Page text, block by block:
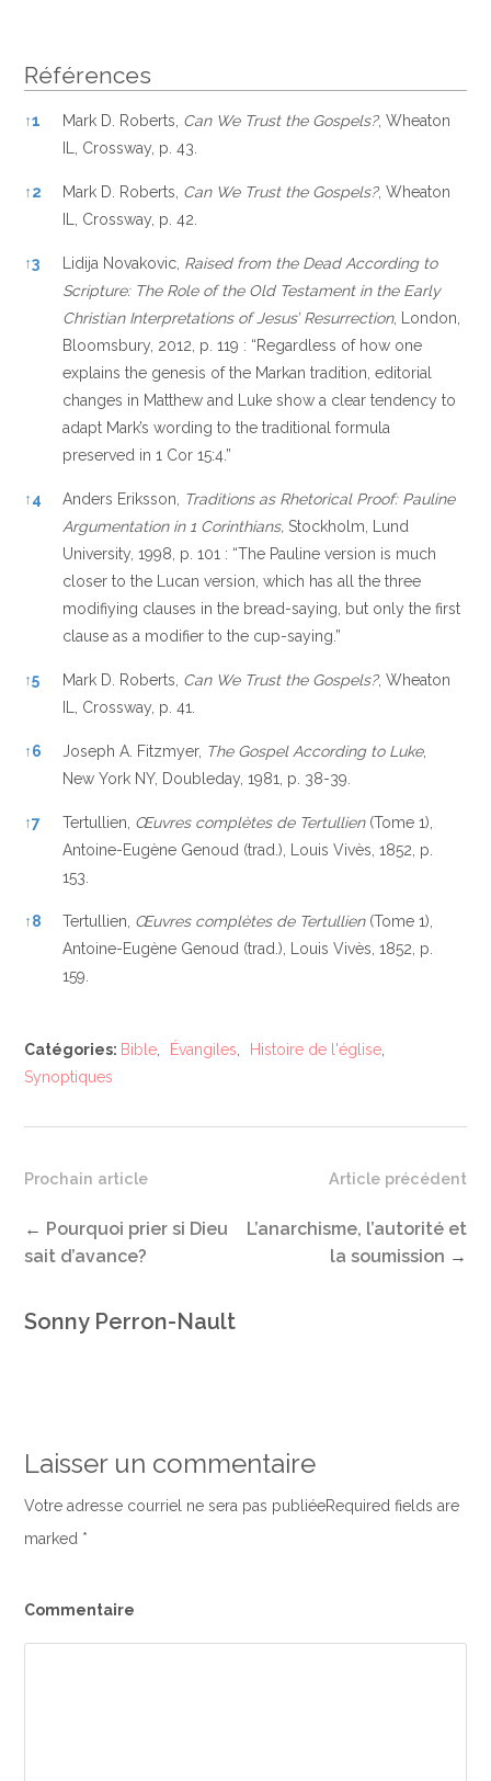
Références
Références
↑1 Mark D. Roberts, Can We Trust the Gospels?, Wheaton
IL, Crossway, p. 43.
↑2 Mark D. Roberts, Can We Trust the Gospels?, Wheaton
IL, Crossway, p. 42.
↑3 Lidija Novakovic, Raised from the Dead According to
Scripture: The Role of the Old Testament in the Early
Christian Interpretations of Jesus’ Resurrection, London,
Bloomsbury, 2012, p. 119 : “Regardless of how one
explains the genesis of the Markan tradition, editorial
changes in Matthew and Luke show a clear tendency to
adapt Mark’s wording to the traditional formula
preserved in 1 Cor 15:4.”
↑4 Anders Eriksson, Traditions as Rhetorical Proof: Pauline
Argumentation in 1 Corinthians,Stockholm, Lund
University, 1998, p. 101 : “The Pauline version is much
closer to the Lucan version, which has all the three
modifiying clauses in the bread-saying, but only the first
clause as a modifier to the cup-saying.”
↑5 Mark D. Roberts, Can We Trust the Gospels?, Wheaton
IL, Crossway, p. 41.
↑6 Joseph A. Fitzmyer, The Gospel According to Luke,
New York NY, Doubleday, 1981, p. 38-39.
↑7 Tertullien, Œuvres complètes de Tertullien (Tome 1),
Antoine-Eugène Genoud (trad.), Louis Vivès, 1852, p.
153.
↑8 Tertullien, Œuvres complètes de Tertullien (Tome 1),
Antoine-Eugène Genoud (trad.), Louis Vivès, 1852, p.
159.
Catégories: Bible, Évangiles, Histoire de l'église,
Synoptiques
Article précédent
L’anarchisme, l’autorité et
la soumission →
Prochain article
← Pourquoi prier si Dieu
sait d’avance?
Sonny Perron-Nault
Laisser un commentaire
Votre adresse courriel ne sera pas publiéeRequired fields are
marked *
Commentaire